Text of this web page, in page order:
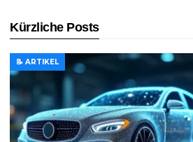
Kürzliche Posts
📝 ARTIKEL